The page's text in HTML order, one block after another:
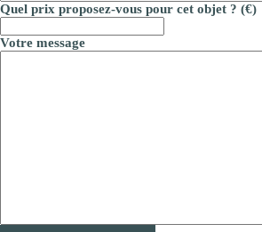
Quel prix proposez-vous pour cet objet ? (€)
Votre message